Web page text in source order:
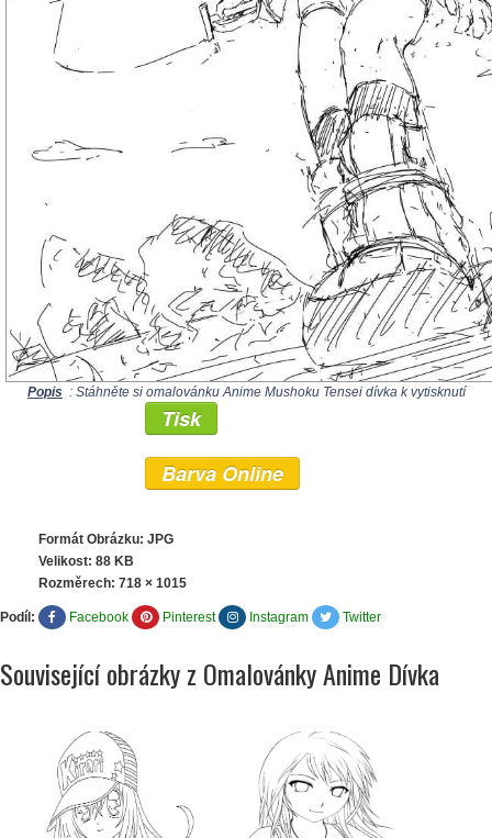
Popis : Stáhněte si omalovánku Anime Mushoku Tensei dívka k vytisknutí
Tisk
Barva Online
Formát Obrázku: JPG
Velikost: 88 KB
Rozměrech: 718 × 1015
Podíl: Facebook Pinterest Instagram Twitter
Související obrázky z Omalovánky Anime Dívka